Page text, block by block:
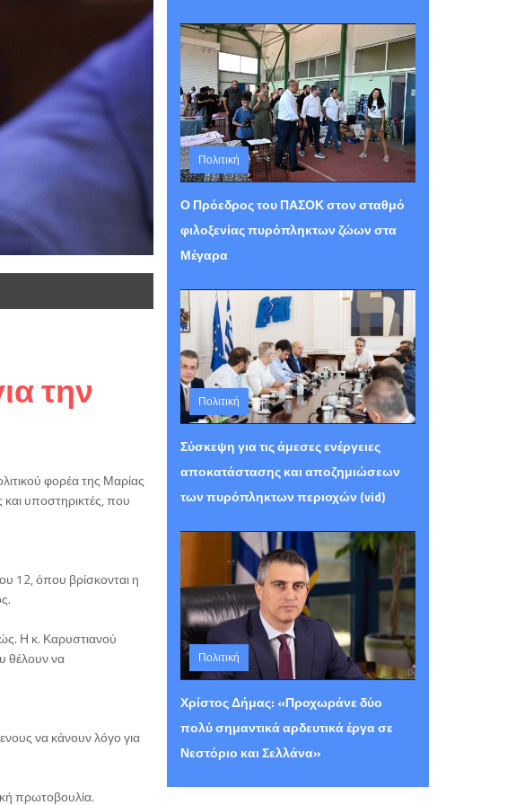
την
φορέα της Μαρίας
και υποστηρικτές, που
12, όπου βρίσκονται η
Η κ. Καρυστιανού
θέλουν να
να κάνουν λόγο για
πρωτοβουλία.
Πολιτική
Τετάρτη 05 Αυγούστου 2026 15:30
Ο Πρόεδρος του ΠΑΣΟΚ στον σταθμό
φιλοξενίας πυρόπληκτων ζώων στα
Μέγαρα
Πολιτική
Τετάρτη 05 Αυγούστου 2026 15:26
Σύσκεψη για τις άμεσες ενέργειες
αποκατάστασης και αποζημιώσεων
των πυρόπληκτων περιοχών (vid)
Πολιτική
Τρίτη 04 Αυγούστου 2026 23:48
Χρίστος Δήμας: «Προχωράνε δύο
πολύ σημαντικά αρδευτικά έργα σε
Νεστόριο και Σελλάνα»